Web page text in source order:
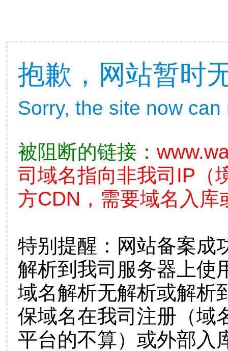
抱歉，网站暂时
Sorry, the site now
被阻断的链接：
司域名指向非我司IP（
方CDN，需要域名入库
特别提醒：网站备案成
解析到我司服务器上使
域名解析无解析或解析
保域名在我司注册（域
平台的不算）或外部入